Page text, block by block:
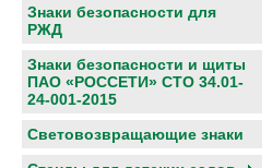
Знаки безопасности для
РЖД
Знаки безопасности и щиты
ПАО «РОССЕТИ» СТО 34.01-
24-001-2015
Световозвращающие знаки